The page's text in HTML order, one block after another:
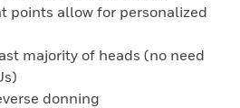
points allow for personalized
majority of heads (no need
donning